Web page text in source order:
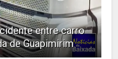
entre carro
de Guapimirim